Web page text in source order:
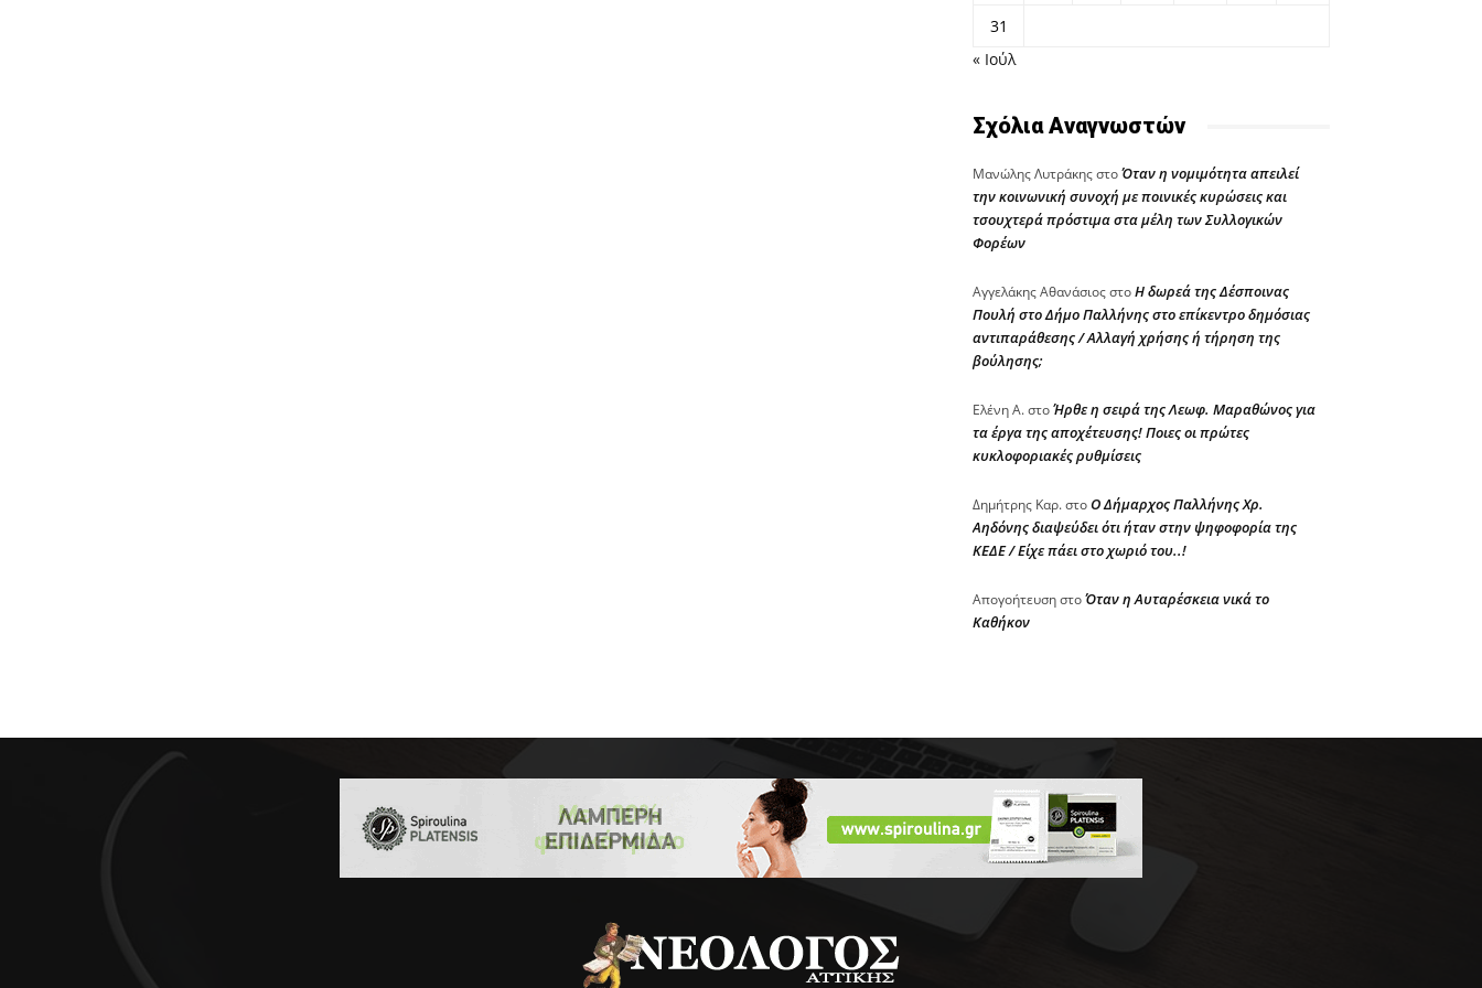
31
« Ιούλ
Σχόλια Αναγνωστών
Μανώλης ΛυτράκηςστοΌταν η νομιμότητα απειλεί
την κοινωνική συνοχή με ποινικές κυρώσεις και
τσουχτερά πρόστιμα στα μέλη των Συλλογικών
Φορέων
Αγγελάκης ΑθανάσιοςστοΗ δωρεά της Δέσποινας
Πουλή στο Δήμο Παλλήνης στο επίκεντρο δημόσιας
αντιπαράθεσης / Αλλαγή χρήσης ή τήρηση της
βούλησης;
Ελένη Α.στοΉρθε η σειρά της Λεωφ. Μαραθώνος για
τα έργα της αποχέτευσης! Ποιες οι πρώτες
κυκλοφοριακές ρυθμίσεις
Δημήτρης Καρ.στοΟ Δήμαρχος Παλλήνης Χρ.
Αηδόνης διαψεύδει ότι ήταν στην ψηφοφορία της
ΚΕΔΕ / Είχε πάει στο χωριό του..!
ΑπογοήτευσηστοΌταν η Αυταρέσκεια νικά το
Καθήκον